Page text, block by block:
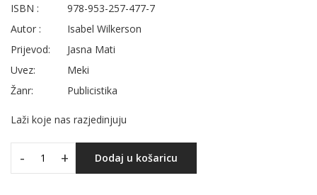
ISBN :
978-953-257-477-7
Autor :
Isabel Wilkerson
Prijevod:
Jasna Mati
Uvez:
Meki
Žanr:
Publicistika
Laži koje nas razjedinjuju
- + Dodaj u košaricu